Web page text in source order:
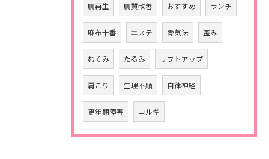
肌再生 肌質改善 おすすめ ランチ
麻布十番 エステ 骨気法 歪み
むくみ たるみ リフトアップ
肩こり 生理不順 自律神経
更年期障害 コルギ